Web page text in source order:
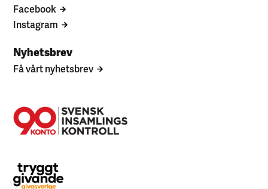
Facebook
Instagram
Nyhetsbrev
Få vårt nyhetsbrev